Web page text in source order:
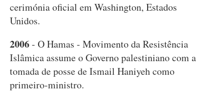
cerimónia oficial em Washington, Estados
Unidos.
2006- O Hamas - Movimento da Resistência
Islâmica assume o Governo palestiniano com a
tomada de posse de Ismail Haniyeh como
primeiro-ministro.